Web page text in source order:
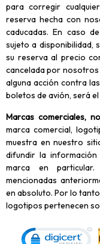
para corregir
reserva hecha con
caducadas. En caso
sujeto a disponibilidad,
su reserva al precio
cancelada por nosotros
alguna acción contra
boletos de avión, será
Marcas comerciales,
marca comercial,
muestra en nuestro
difundir la
marca en
mencionadas
en absoluto. Por lo
logotipos pertenecen